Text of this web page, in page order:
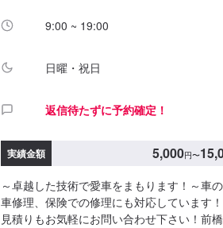
当店があります。入庫の際はお気をつけて
タッフへ「メンテモで予約しました」とお
9:00 ~ 19:00
日曜・祝日
返信待たずに予約確定！
実績金額 5,000円〜
～卓越した技術で愛車をまもります！～車
車修理、保険での修理にも対応しています
見積りもお気軽にお問い合わせ下さい！前